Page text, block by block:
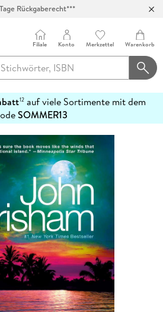
in über 100 Filialen
Filiale Konto Merkzettel Warenkorb
12auf viele Sortimente mit dem
SOMMER13